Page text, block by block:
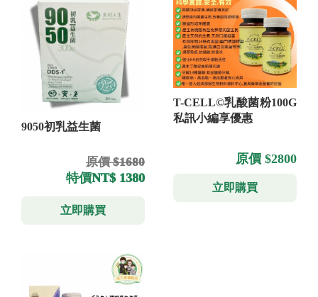
9050初乳益生菌
原價 $1680
特價NT$ 1380
立即購買
T-CELL©乳酸菌粉100G
私訊小編享優惠
原價 $2800
立即購買